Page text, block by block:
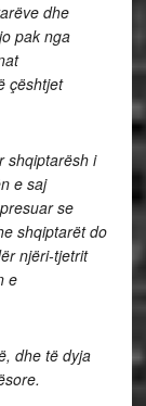
dhe
pak nga
çështjet
shqiptarësh i
e saj
se
shqiptarët do
njëri-tjetrit
e
dhe të dyja